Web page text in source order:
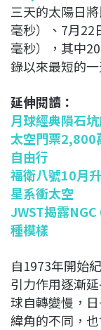
三天的太陽日
毫秒）、7月22
毫秒），其中
錄以來最短的一
延伸閱讀：
月球經典隕石
太空門票2,800
自由行
福衛八號10月
星系衝太空
JWST揭露
種模樣
自1973年開始
引力作用逐漸
球自轉變慢，
緯角的不同，